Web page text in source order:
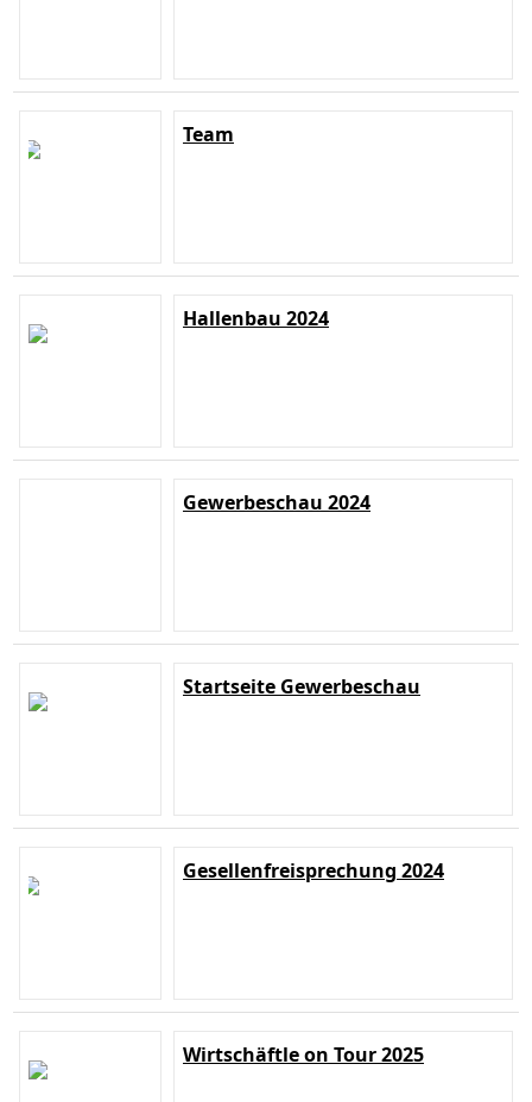
Team
Hallenbau 2024
Gewerbeschau 2024
Startseite Gewerbeschau
Gesellenfreisprechung 2024
Wirtschäftle on Tour 2025